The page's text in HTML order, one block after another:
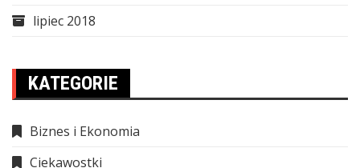
lipiec 2018
KATEGORIE
Biznes i Ekonomia
Ciekawostki